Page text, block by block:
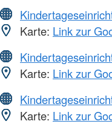
Karte: Link zur
Karte: Link zur
Karte: Link zur